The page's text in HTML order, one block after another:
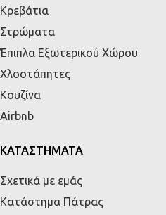
Κρεβάτια
Στρώματα
Έπιπλα Εξωτερικού Χώρου
Χλοοτάπητες
Κουζίνα
Airbnb
ΚΑΤΑΣΤΗΜΑΤΑ
Σχετικά με εμάς
Κατάστημα Πάτρας